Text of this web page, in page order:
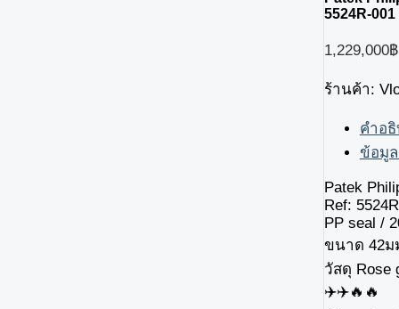
5524R-
1,229,000฿
ร้านค้า:
คำอ
ข้อมูล
Patek
Ref:
PP seal /
ขนาด 42ม
วัสดุ Rose
✈️✈️🔥🔥